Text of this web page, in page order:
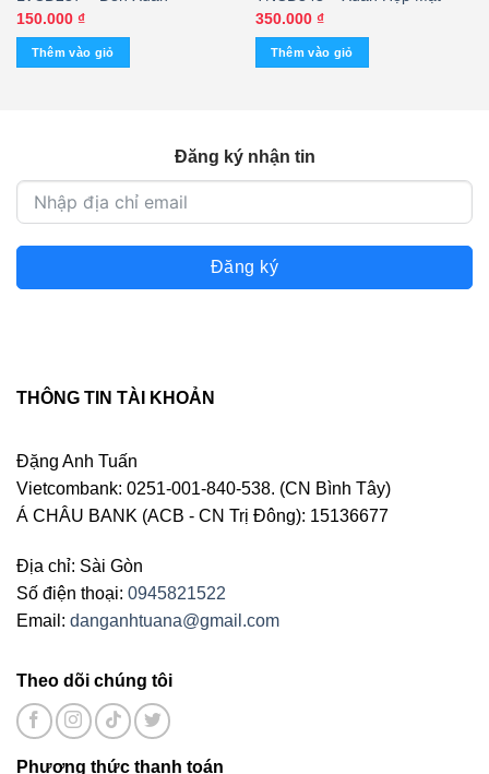
150.000 ₫
Thêm vào giỏ
350.000 ₫
Thêm vào giỏ
Đăng ký nhận tin
Đăng ký
THÔNG TIN TÀI KHOẢN
Đặng Anh Tuấn
Vietcombank: 0251-001-840-538. (CN Bình Tây)
Á CHÂU BANK (ACB - CN Trị Đông): 15136677
Địa chỉ: Sài Gòn
Số điện thoại: 0945821522
Email: danganhtuana@gmail.com
Theo dõi chúng tôi
Phương thức thanh toán